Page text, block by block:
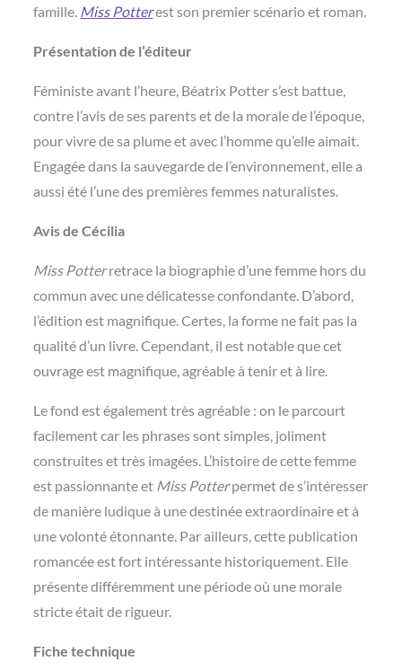
famille. Miss Potterest son premier scénario et roman.
Présentation de l’éditeur
Féministe avant l’heure, Béatrix Potter s’est battue,
contre l’avis de ses parents et de la morale de l’époque,
pour vivre de sa plume et avec l’homme qu’elle aimait.
Engagée dans la sauvegarde de l’environnement, elle a
aussi été l’une des premières femmes naturalistes.
Avis de Cécilia
Miss Potterretrace la biographie d’une femme hors du
commun avec une délicatesse confondante. D’abord,
l’édition est magnifique. Certes, la forme ne fait pas la
qualité d’un livre. Cependant, il est notable que cet
ouvrage est magnifique, agréable à tenir et à lire.
Le fond est également très agréable : on le parcourt
facilement car les phrases sont simples, joliment
construites et très imagées. L’histoire de cette femme
est passionnante et Miss Potterpermet de s’intéresser
de manière ludique à une destinée extraordinaire et à
une volonté étonnante. Par ailleurs, cette publication
romancée est fort intéressante historiquement. Elle
présente différemment une période où une morale
stricte était de rigueur.
Fiche technique